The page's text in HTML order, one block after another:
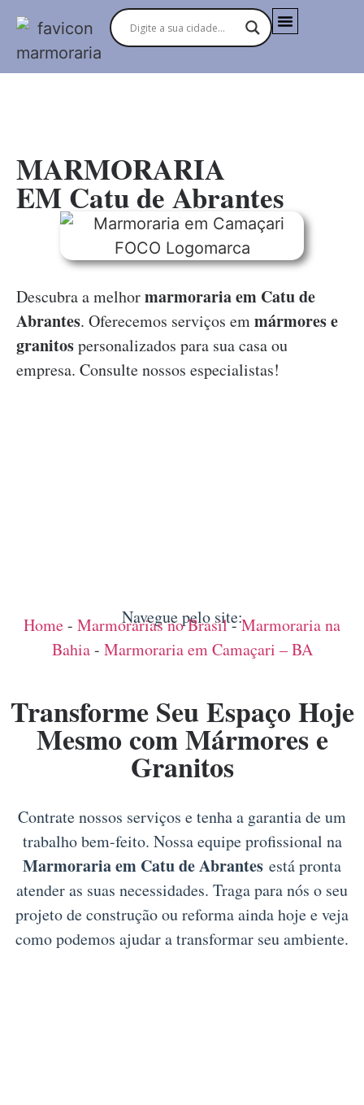
MARMORARIA
EM Catu de Abrantes
Descubra a melhormarmoraria em Catu de
Abrantes. Oferecemos serviços emmármores e
granitospersonalizados para sua casa ou
empresa. Consulte nossos especialistas!
Navegue pelo site:
Home- Marmorarias no Brasil-Marmoraria na
Bahia- Marmoraria em Camaçari – BA
Transforme Seu Espaço Hoje
Mesmo com Mármores e
Granitos
Contrate nossos serviços e tenha a garantia de um
trabalho bem-feito. Nossa equipe profissional na
Marmoraria em Catu de Abrantes está pronta
atender as suas necessidades. Traga para nós o seu
projeto de construção ou reforma ainda hoje e veja
como podemos ajudar a transformar seu ambiente.